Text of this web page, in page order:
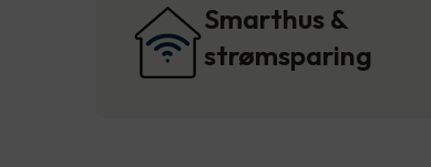
Smarthus &
strømsparing